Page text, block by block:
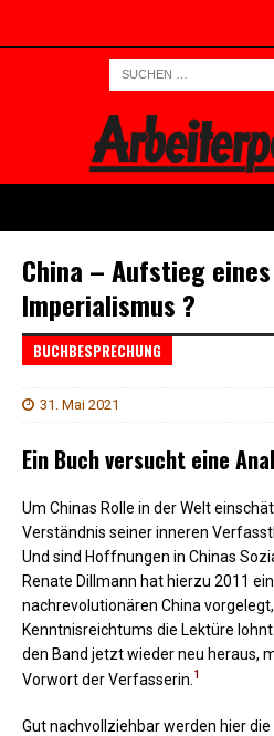
China – Aufstieg
Imperialismus ?
BUCHBESPRECHUNG
31. Mai 2021
Ein Buch versucht eine
Um Chinas Rolle in der Welt
Verständnis seiner inneren
Und sind Hoffnungen in Chinas
Renate Dillmann hat hierzu 2011
nachrevolutionären China
Kenntnisreichtums die Lektüre
den Band jetzt wieder neu heraus,
Vorwort der Verfasserin. 1
Gut nachvollziehbar werden hier